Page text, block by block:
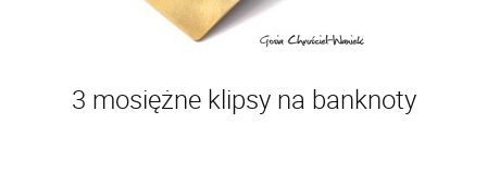
3 mosiężne klipsy na banknoty